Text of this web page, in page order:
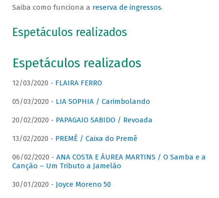
Saiba como funciona a reserva de ingressos.
Espetáculos realizados
Espetáculos realizados
12/03/2020 - FLAIRA FERRO
05/03/2020 - LIA SOPHIA / Carimbolando
20/02/2020 - PAPAGAIO SABIDO / Revoada
13/02/2020 - PREMÊ / Caixa do Premê
06/02/2020 - ANA COSTA E ÁUREA MARTINS / O Samba e a
Canção – Um Tributo a Jamelão
30/01/2020 - Joyce Moreno 50